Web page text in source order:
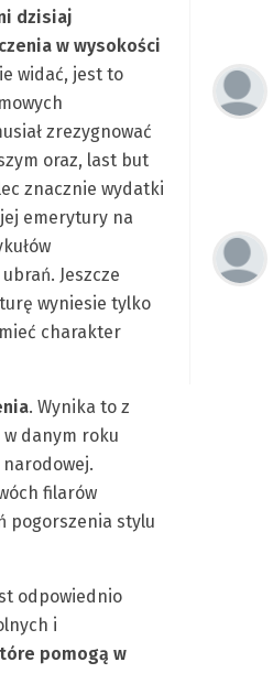
dzisiaj
w wysokości
widać, jest to
zrezygnować
oraz, last but
znacznie wydatki
emerytury na
Jeszcze
wyniesie tylko
charakter
. Wynika to z
danym roku
filarów
pogorszenia stylu
odpowiednio
i
pomogą w